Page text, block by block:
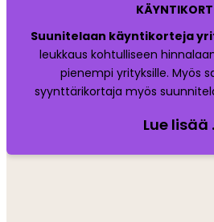
Suunitelaan käyntikorteja
leukkaus kohtulliseen
pienempi yrityksille. Myös
syynttärikortaja myös
Lue lisää